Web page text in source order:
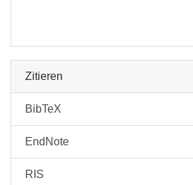
Zitieren
BibTeX
EndNote
RIS